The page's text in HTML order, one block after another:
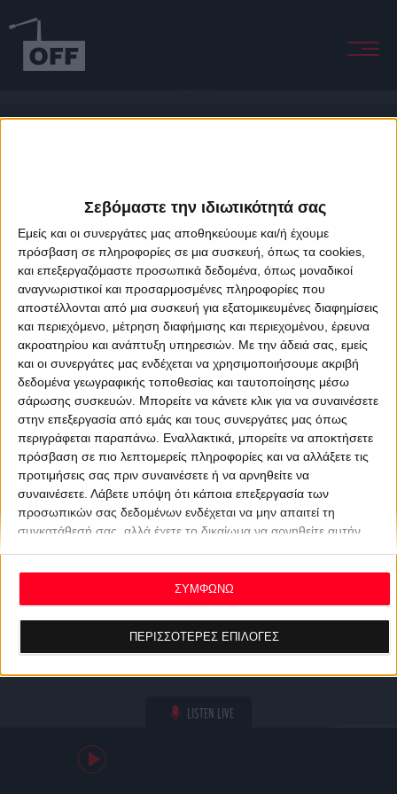
Σεβόμαστε την ιδιωτικότητά σας
Εμείς και οι συνεργάτες μας αποθηκεύουμε και/ή έχουμε
πρόσβαση σε πληροφορίες σε μια συσκευή, όπως τα cookies,
και επεξεργαζόμαστε προσωπικά δεδομένα, όπως μοναδικοί
αναγνωριστικοί και προσαρμοσμένες πληροφορίες που
αποστέλλονται από μια συσκευή για εξατομικευμένες διαφημίσεις
και περιεχόμενο, μέτρηση διαφήμισης και περιεχομένου, έρευνα
ακροατηρίου και ανάπτυξη υπηρεσιών. Με την άδειά σας, εμείς
και οι συνεργάτες μας ενδέχεται να χρησιμοποιήσουμε ακριβή
δεδομένα γεωγραφικής τοποθεσίας και ταυτοποίησης μέσω
σάρωσης συσκευών. Μπορείτε να κάνετε κλικ για να συναινέσετε
στην επεξεργασία από εμάς και τους συνεργάτες μας όπως
περιγράφεται παραπάνω. Εναλλακτικά, μπορείτε να αποκτήσετε
πρόσβαση σε πιο λεπτομερείς πληροφορίες και να αλλάξετε τις
προτιμήσεις σας πριν συναινέσετε ή να αρνηθείτε να
συναινέσετε. Λάβετε υπόψη ότι κάποια επεξεργασία των
προσωπικών σας δεδομένων ενδέχεται να μην απαιτεί τη
συγκατάθεσή σας, αλλά έχετε το δικαίωμα να αρνηθείτε αυτήν
ανακαλέσετε τη συγκατάθεσή σας ανά πάσα στιγμή
επιστρέφοντας σε αυτόν τον ιστότοπο και κάνοντας κλικ στο
κουμπί "Απορρήτου" στο κάτω μέρος της ιστοσελίδας.
ΠΕΡΙΣΣΟΤΕΡΕΣ ΕΠΙΛΟΓΕΣ
ΣΥΜΦΩΝΩ
LISTEN LIVE
About Offradio Business Class Terms & Conditions
Privacy Policy
Designed & developed byporcupine colors&Fotis Alexandrou